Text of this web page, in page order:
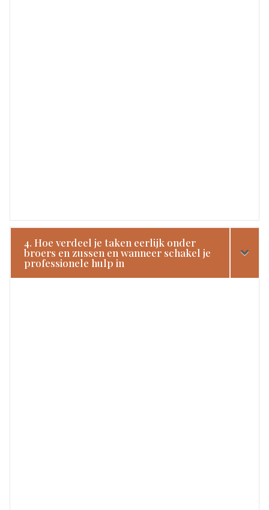
4. Hoe verdeel je taken eerlijk onder
broers en zussen en wanneer schakel je
professionele hulp in